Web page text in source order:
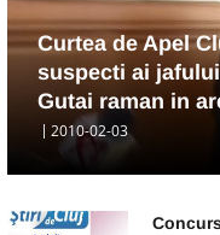
Curtea de Apel
suspecti ai
Gutai raman in
2010-02-03